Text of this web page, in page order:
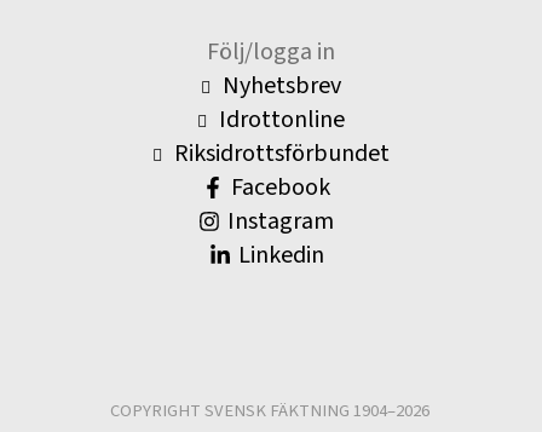
Följ/logga in
Nyhetsbrev
Idrottonline
Riksidrottsförbundet
Facebook
Instagram
Linkedin
COPYRIGHT SVENSK FÄKTNING 1904–2026